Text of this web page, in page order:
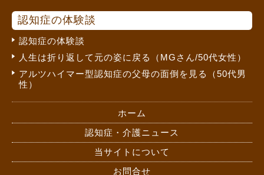
認知症の体験談
認知症の体験談
人生は折り返して元の姿に戻る（MGさん/50代女性）
アルツハイマー型認知症の父母の面倒を見る（50代男
性）
ホーム
認知症・介護ニュース
当サイトについて
お問合せ